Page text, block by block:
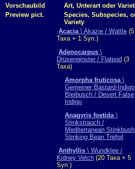
Vorschaubild Art, Unterart oder
Preview pict.
Species, Subspecies,
Variety
Acacia\ Akazie / Wattle (5
Taxa + 1 Syn.)
Adenocarpus \
Drüsenginster / Flatpod (3
Taxa)
Amorpha fruticosa\
Gemeiner Bastard-
Bleibusch / Desert False
Indigo
Anagyris foetida\
Stinkstrauch /
Mediterranean
Stinking Bean Trefoil
Anthyllis \ Wundklee /
Kidney Vetch (20 Taxa + 5
Syn.)